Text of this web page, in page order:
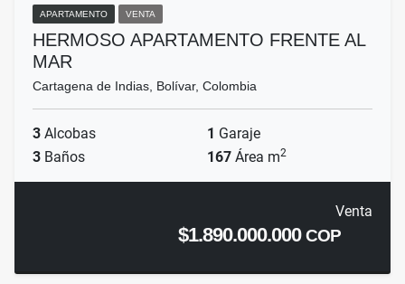
APARTAMENTO VENTA
HERMOSO APARTAMENTO FRENTE AL
MAR
Cartagena de Indias, Bolívar, Colombia
3 Alcobas 1 Garaje
3 Baños 167 Área m2
Venta
$1.890.000.000COP